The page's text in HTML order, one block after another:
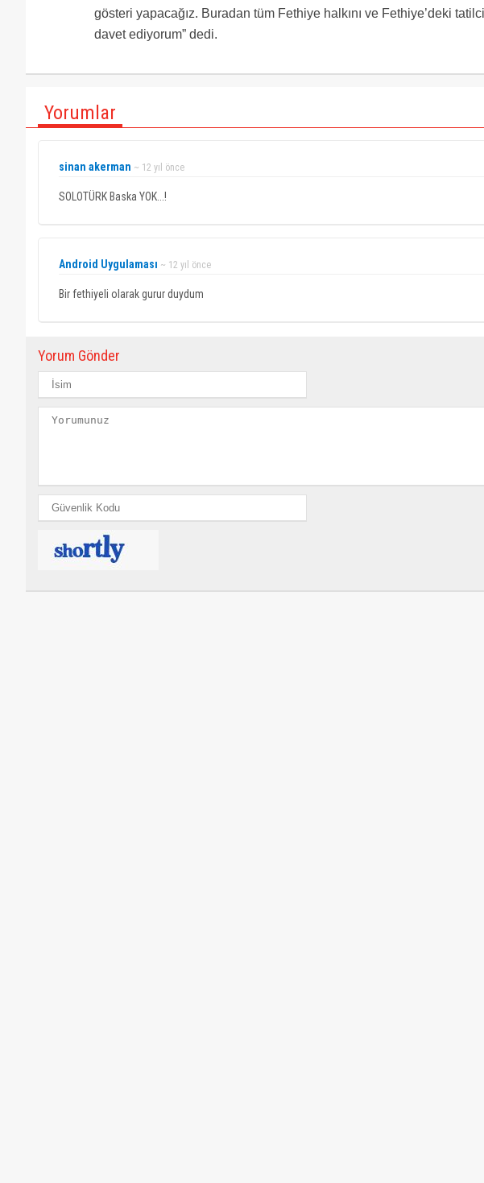
gösteri yapacağız. Buradan tüm Fethiye halkını ve Fethiye’deki
davet ediyorum” dedi.
Yorumlar
sinan akerman ~ 12 yıl önce
SOLOTÜRK Baska YOK...!
Android Uygulaması ~ 12 yıl önce
Bir fethiyeli olarak gurur duydum
Yorum Gönder